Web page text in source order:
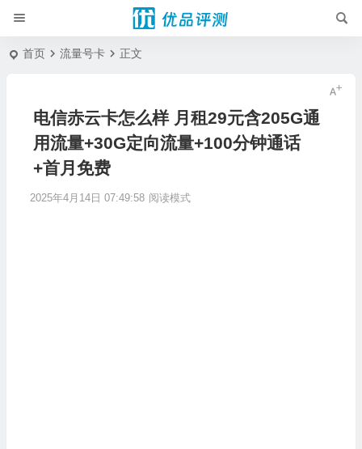
首页 流量号卡 正文
电信赤云卡怎么样 月租29元含205G通
用流量+30G定向流量+100分钟通话
+首月免费
2025年4月14日 07:49:58 阅读模式